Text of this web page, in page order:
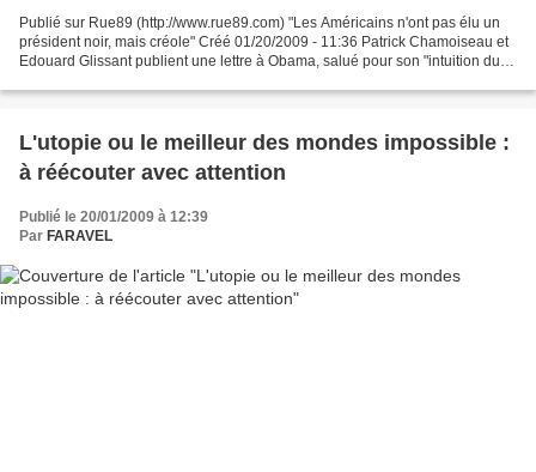
Publié sur Rue89 (http://www.rue89.com) "Les Américains n'ont pas élu un
président noir, mais créole" Créé 01/20/2009 - 11:36 Patrick Chamoiseau et
Edouard Glissant publient une lettre à Obama, salué pour son "intuition du
L'utopie ou le meilleur des mondes impossible :
à réécouter avec attention
Publié le 20/01/2009 à 12:39
Par FARAVEL